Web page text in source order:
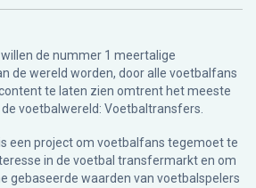
de nummer 1 meertalige
de wereld worden, door alle voetbalfans
te laten zien omtrent het meeste
voetbalwereld: Voetbaltransfers.
een project om voetbalfans tegemoet te
in de voetbal transfermarkt en om
gebaseerde waarden van voetbalspelers